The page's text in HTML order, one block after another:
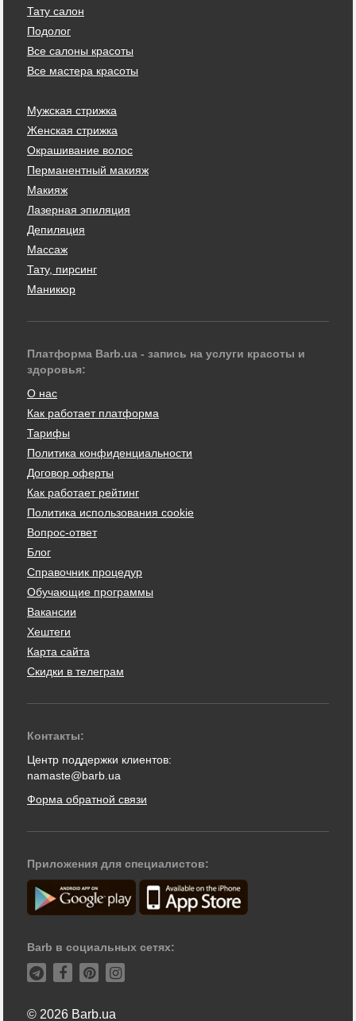
Тату салон
Подолог
Все салоны красоты
Все мастера красоты
Мужская стрижка
Женская стрижка
Окрашивание волос
Перманентный макияж
Макияж
Лазерная эпиляция
Депиляция
Массаж
Тату, пирсинг
Маникюр
Платформа Barb.ua - запись на услуги красоты и
здоровья:
О нас
Как работает платформа
Тарифы
Политика конфиденциальности
Договор оферты
Как работает рейтинг
Политика использования cookie
Вопрос-ответ
Блог
Справочник процедур
Обучающие программы
Вакансии
Хештеги
Карта сайта
Скидки в телеграм
Контакты:
Центр поддержки клиентов:
namaste@barb.ua
Форма обратной связи
Приложения для специалистов:
Barb в социальных сетях:
© 2026 Barb.ua